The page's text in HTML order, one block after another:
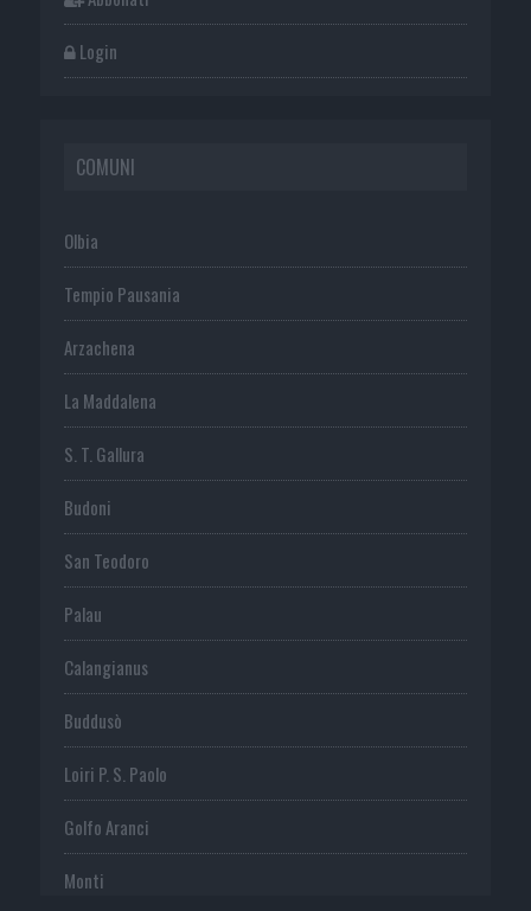
Login
COMUNI
Olbia
Tempio Pausania
Arzachena
La Maddalena
S. T. Gallura
Budoni
San Teodoro
Palau
Calangianus
Buddusò
Loiri P. S. Paolo
Golfo Aranci
Monti